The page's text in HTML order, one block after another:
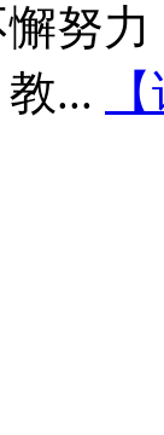
努
...